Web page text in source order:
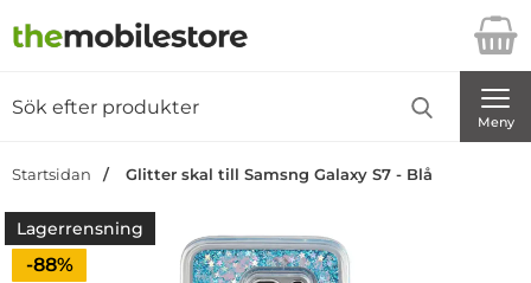
Startsidan för Danira Telecom AB
Meny
Startsidan Glitter skal till Samsng Galaxy S7 - Blå
Lagerrensning
Priset är nedsatt med
-88%